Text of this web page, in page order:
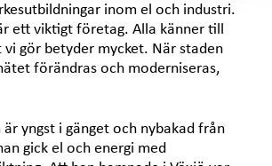
inom el och industri.
ett viktigt företag. Alla känner till
vi gör betyder mycket. När staden
förändras och moderniseras,
är yngst i gänget och nybakad från
gick el och energi med